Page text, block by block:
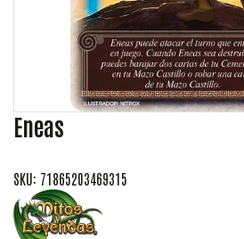
Eneas
SKU: 71865203469315